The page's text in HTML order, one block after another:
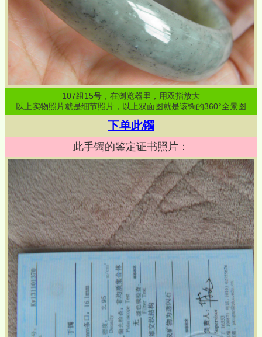
107组15号，在浏览器里，用双指放大
以上实物照片就是细节照片，以上双面图就是该镯的360°全景图
下单此镯
此手镯的鉴定证书照片：